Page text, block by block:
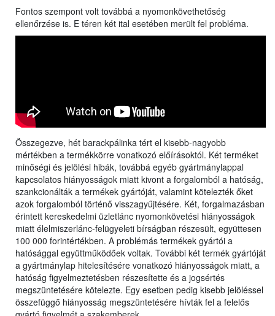
Fontos szempont volt továbbá a nyomonkövethetőség
ellenőrzése is. E téren két ital esetében merült fel probléma.
Összegezve, hét barackpálinka tért el kisebb-nagyobb
mértékben a termékkörre vonatkozó előírásoktól. Két terméket
minőségi és jelölési hibák, továbbá egyéb gyártmánylappal
kapcsolatos hiányosságok miatt kivont a forgalomból a hatóság,
szankcionálták a termékek gyártóját, valamint kötelezték őket
azok forgalomból történő visszagyűjtésére. Két, forgalmazásban
érintett kereskedelmi üzletlánc nyomonkövetési hiányosságok
miatt élelmiszerlánc-felügyeleti bírságban részesült, együttesen
100 000 forintértékben. A problémás termékek gyártói a
hatósággal együttműködőek voltak. További két termék gyártóját
a gyártmánylap hitelesítésére vonatkozó hiányosságok miatt, a
hatóság figyelmeztetésben részesítette és a jogsértés
megszüntetésére kötelezte. Egy esetben pedig kisebb jelöléssel
összefüggő hiányosság megszüntetésére hívták fel a felelős